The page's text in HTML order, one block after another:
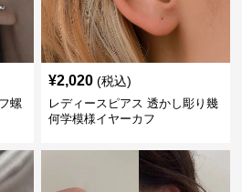
螺
¥2,020 (税込)
レディースピアス 透かし彫り幾
何学模様イヤーカフ